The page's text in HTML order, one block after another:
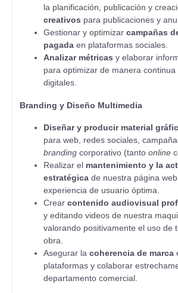
la planificación, publicación y
creativos para publicaciones y
Gestionar y optimizar campañas
pagada en plataformas sociales.
Analizar métricas y elaborar
para optimizar de manera
digitales.
Branding y Diseño Multimedia
Diseñar y producir material
para web, redes sociales,
branding corporativo (tanto online
Realizar el mantenimiento y la
estratégica de nuestra página
experiencia de usuario óptima.
Crear contenido audiovisual
y editando videos de nuestra
valorando positivamente el uso de
obra.
Asegurar la coherencia de marca
plataformas y colaborar
departamento comercial.